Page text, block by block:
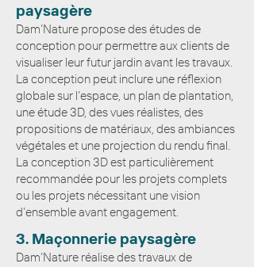
paysagère
Dam’Nature propose des études de
conception pour permettre aux clients de
visualiser leur futur jardin avant les travaux.
La conception peut inclure une réflexion
globale sur l’espace, un plan de plantation,
une étude 3D, des vues réalistes, des
propositions de matériaux, des ambiances
végétales et une projection du rendu final.
La conception 3D est particulièrement
recommandée pour les projets complets
ou les projets nécessitant une vision
d’ensemble avant engagement.
3. Maçonnerie paysagère
Dam’Nature réalise des travaux de